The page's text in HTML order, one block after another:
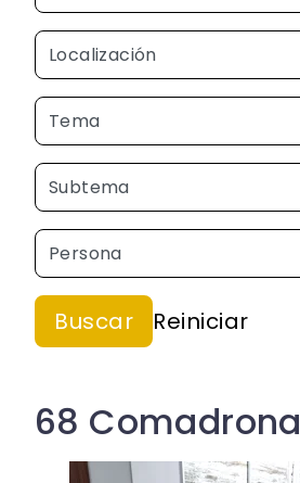
68 Comadrona